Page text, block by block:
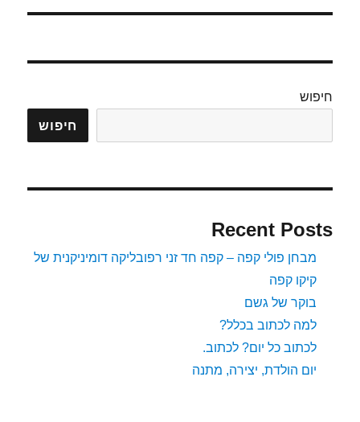
חיפוש
חיפוש
Recent Posts
מבחן פולי קפה – קפה חד זני רפובליקה דומיניקנית של
קיקו קפה
בוקר של גשם
למה לכתוב בכלל?
לכתוב כל יום? לכתוב.
יום הולדת, יצירה, מתנה